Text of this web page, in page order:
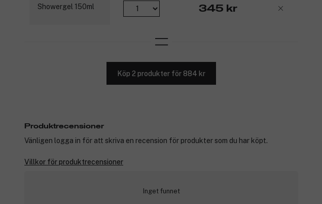
345 kr
Köp 2 produkter för 884 kr
Produktrecensioner
Vänligen logga in för att skriva en recension för produkter som du har köpt.
Villkor för produktrecensioner
Inget funnet